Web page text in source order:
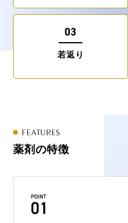
03
若返り
FEATURES
薬剤の特徴